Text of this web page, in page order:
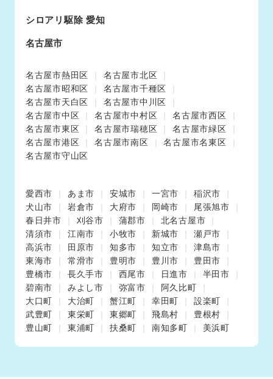
シロアリ駆除 愛知
名古屋市
名古屋市熱田区
名古屋市北区
名古屋市昭和区
名古屋市千種区
名古屋市天白区
名古屋市中川区
名古屋市中区
名古屋市中村区
名古屋市西区
名古屋市東区
名古屋市瑞穂区
名古屋市緑区
名古屋市港区
名古屋市南区
名古屋市名東区
名古屋市守山区
愛西市 あま市 安城市 一宮市
稲沢市
犬山市
岩倉市 大府市 岡崎市
尾張旭市
春日井市
刈谷市 蒲郡市
北名古屋市
清須市
江南市 小牧市 新城市
瀬戸市
高浜市
田原市 知多市 知立市
津島市
東海市
常滑市 豊明市 豊川市
豊田市
豊橋市
長久手市 西尾市 日進市
半田市
碧南市
みよし市 弥富市
阿久比町
大口町
大治町 蟹江町 幸田町
設楽町
武豊町
東栄町 東郷町 飛島村
豊根村
豊山町
東浦町 扶桑町 南知多町 美浜町